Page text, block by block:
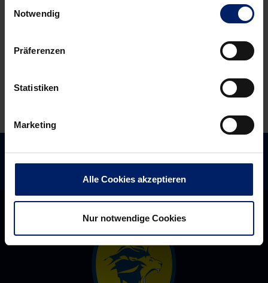
Notwendig
Präferenzen
Statistiken
Marketing
Alle Cookies akzeptieren
Nur notwendige Cookies